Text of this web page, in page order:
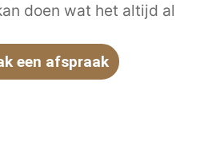
doen wat het altijd al
een afspraak